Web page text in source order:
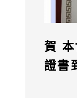
賀
證書